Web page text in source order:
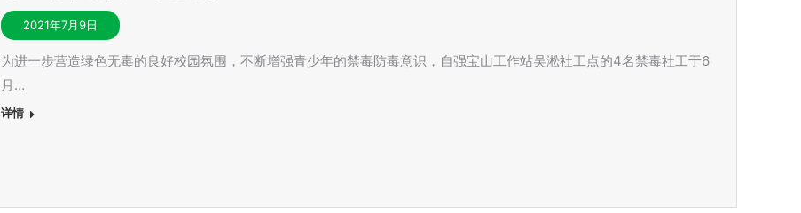
2021年7月9日
为进一步营造绿色无毒的良好校园氛围，不断增强青少年的禁毒防毒意识，自强宝山工作站吴淞社工点的4名禁毒社工于6
月…
详情